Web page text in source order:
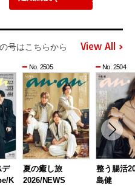
号はこちらから View All
デ
K
No. 2505
夏の癒し旅
2026/NEWS
No. 2504
整う腸活
島健